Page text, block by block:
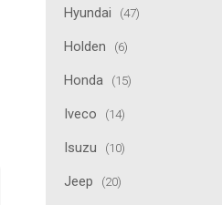
Hyundai (47)
Holden (6)
Honda (15)
Iveco (14)
Isuzu (10)
Jeep (20)